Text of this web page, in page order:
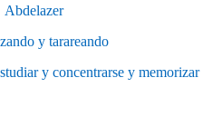
Abdelazer
y tarareando
y concentrarse y memorizar